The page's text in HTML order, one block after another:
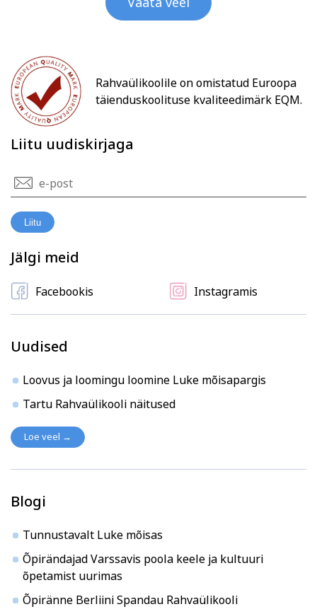
Rahvaülikoolile on omistatud Euroopa
täienduskoolituse kvaliteedimärk EQM.
Liitu uudiskirjaga
Liitu
Jälgi meid
Facebookis Instagramis
Uudised
Loovus ja loomingu loomine Luke mõisapargis
Tartu Rahvaülikooli näitused
Loe veel →
Blogi
Tunnustavalt Luke mõisas
Õpirändajad Varssavis poola keele ja kultuuri
õpetamist uurimas
Õpiränne Berliini Spandau Rahvaülikooli